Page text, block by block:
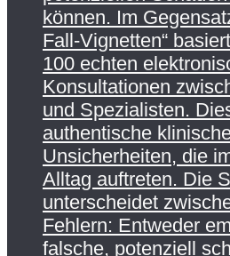
können. Im
Fall-Vignetten“
100 echten
Konsultationen
und Spezialisten.
authentische
Unsicherheiten, die
Alltag auftreten. Die
unterscheidet
Fehlern: Entweder
falsche, potenziell